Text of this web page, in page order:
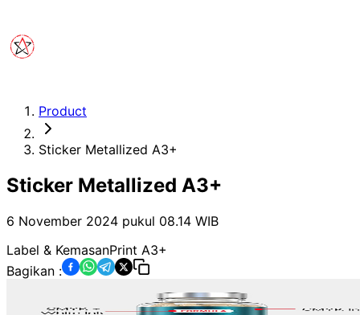
Product
Sticker Metallized A3+
Sticker Metallized A3+
6 November 2024 pukul 08.14 WIB
Label & KemasanPrint A3+
Bagikan :